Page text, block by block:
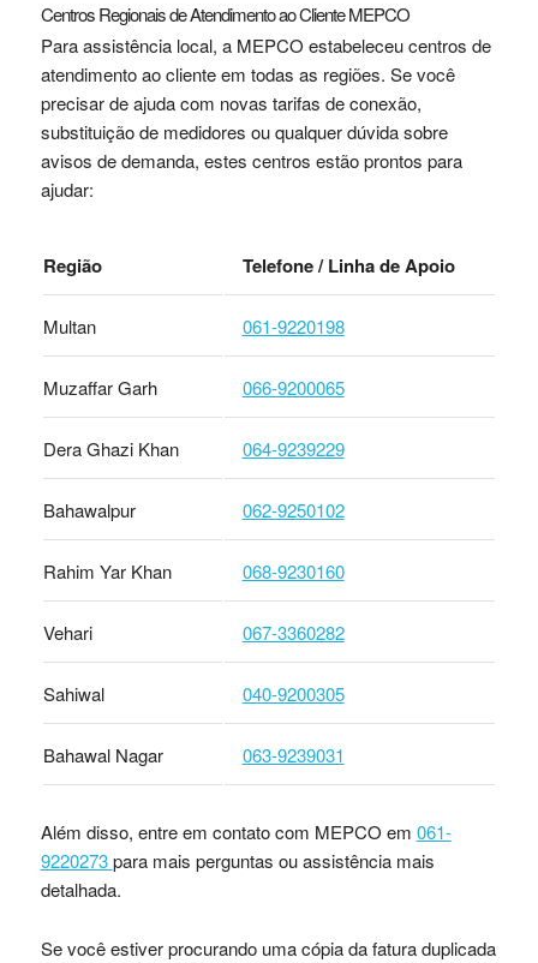
Centros Regionais de Atendimento ao Cliente MEPCO
Para assistência local, a MEPCO estabeleceu centros de
atendimento ao cliente em todas as regiões. Se você
precisar de ajuda com novas tarifas de conexão,
substituição de medidores ou qualquer dúvida sobre
avisos de demanda, estes centros estão prontos para
ajudar:
Região Telefone / Linha de Apoio
Multan 061-9220198
Muzaffar Garh 066-9200065
Dera Ghazi Khan 064-9239229
Bahawalpur 062-9250102
Rahim Yar Khan 068-9230160
Vehari 067-3360282
Sahiwal 040-9200305
Bahawal Nagar 063-9239031
Além disso, entre em contato com MEPCO em 061-
9220273para mais perguntas ou assistência mais
detalhada.
Se você estiver procurando uma cópia da fatura duplicada